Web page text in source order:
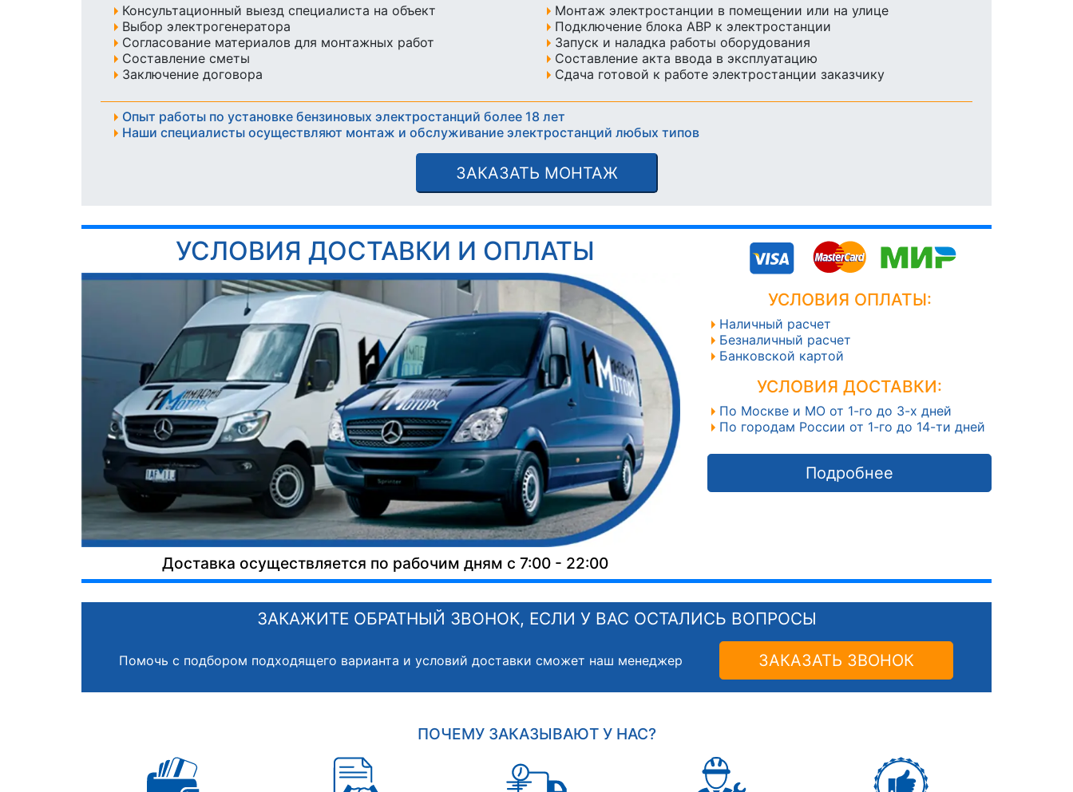
Консультационный выезд специалиста на объект
Выбор электрогенератора
Согласование материалов для монтажных работ
Составление сметы
Заключение договора
Монтаж электростанции в помещении или на улице
Подключение блока АВР к электростанции
Запуск и наладка работы оборудования
Составление акта ввода в эксплуатацию
Сдача готовой к работе электростанции заказчику
Опыт работы по установке бензиновых электростанций более 18 лет
Наши специалисты осуществляют монтаж и обслуживание электростанций любых типов
ЗАКАЗАТЬ МОНТАЖ
УСЛОВИЯ ДОСТАВКИ И ОПЛАТЫ
Доставка осуществляется по рабочим дням с 7:00 - 22:00
УСЛОВИЯ ОПЛАТЫ:
Наличный расчет
Безналичный расчет
Банковской картой
УСЛОВИЯ ДОСТАВКИ:
По Москве и МО от 1-го до 3-х дней
По городам России от 1-го до 14-ти дней
Подробнее
ЗАКАЖИТЕ ОБРАТНЫЙ ЗВОНОК, ЕСЛИ У ВАС ОСТАЛИСЬ ВОПРОСЫ
Помочь с подбором подходящего варианта и условий доставки сможет наш менеджер ЗАКАЗАТЬ ЗВОНОК
ПОЧЕМУ ЗАКАЗЫВАЮТ У НАС?